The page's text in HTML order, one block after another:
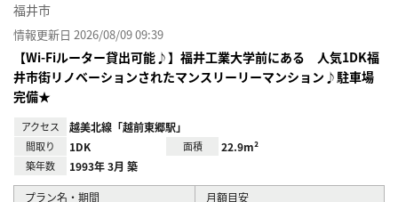
福井市
情報更新日 2026/08/09 09:39
【Wi-Fiルーター貸出可能♪】福井工業大学前にある 人気1DK福
井市街リノベーションされたマンスリーリーマンション♪駐車場
完備★
アクセス 越美北線「越前東郷駅」
間取り 1DK 面積 22.9m²
築年数 1993年 3月 築
プラン名・期間 月額目安